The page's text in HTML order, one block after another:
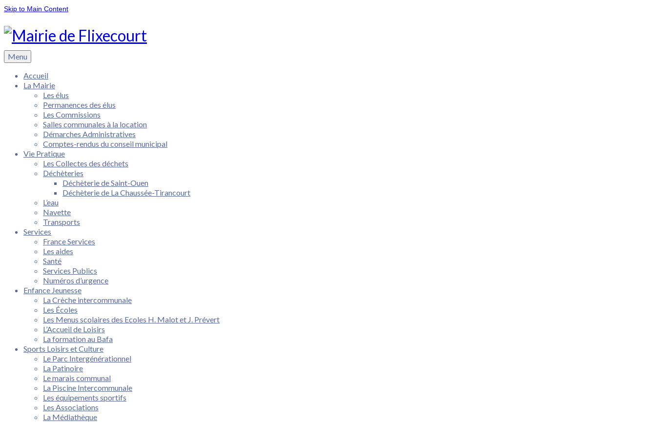
Skip to Main Content
Menu
Accueil
La Mairie
Les élus
Permanences des élus
Les Commissions
Salles communales à la location
Démarches Administratives
Comptes-rendus du conseil municipal
Vie Pratique
Les Collectes des déchets
Déchèteries
Déchèterie de Saint-Ouen
Déchèterie de La Chaussée-Tirancourt
L’eau
Navette
Transports
Services
France Services
Les aides
Santé
Services Publics
Numéros d’urgence
Enfance Jeunesse
La Crèche intercommunale
Les Écoles
Les Menus scolaires des Ecoles H. Malot et J. Prévert
L’Accueil de Loisirs
La formation au Bafa
Sports Loisirs et Culture
Le Parc Intergénérationnel
La Patinoire
Le marais communal
La Piscine Intercommunale
Les équipements sportifs
Les Associations
La Médiathèque